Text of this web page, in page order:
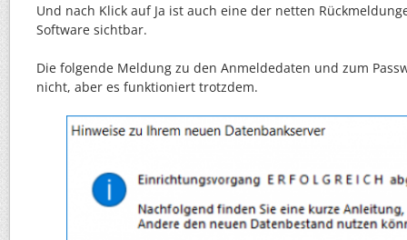
Und nach Klick auf Ja ist auch eine der netten
Software sichtbar.
Die folgende Meldung zu den Anmeldedaten und zum
nicht, aber es funktioniert trotzdem.